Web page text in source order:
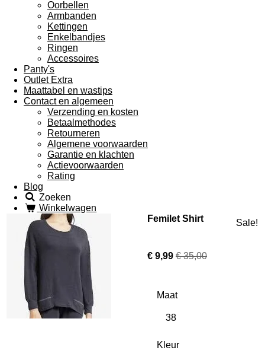
Oorbellen
Armbanden
Kettingen
Enkelbandjes
Ringen
Accessoires
Panty's
Outlet Extra
Maattabel en wastips
Contact en algemeen
Verzending en kosten
Betaalmethodes
Retourneren
Algemene voorwaarden
Garantie en klachten
Actievoorwaarden
Rating
Blog
Zoeken
Winkelwagen
Femilet Shirt
Sale!
€ 9,99 € 35,00
Maat
Kleur